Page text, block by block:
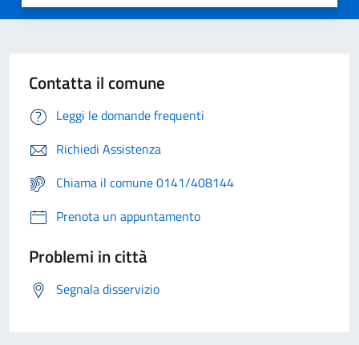
Contatta il comune
Leggi le domande frequenti
Richiedi Assistenza
Chiama il comune 0141/408144
Prenota un appuntamento
Problemi in città
Segnala disservizio